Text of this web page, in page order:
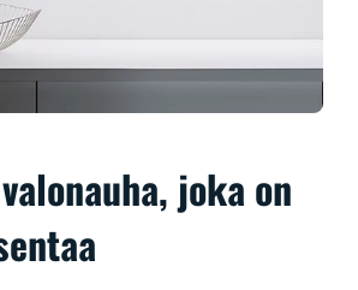
joka on